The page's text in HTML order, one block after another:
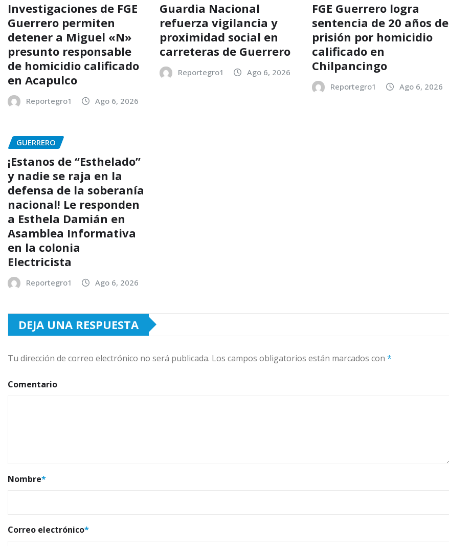
Investigaciones de FGE
Guerrero permiten
detener a Miguel «N»
presunto responsable
de homicidio calificado
en Acapulco
Reportegro1 Ago 6, 2026
Guardia Nacional
refuerza vigilancia y
proximidad social en
carreteras de Guerrero
Reportegro1 Ago 6, 2026
FGE Guerrero logra
sentencia de 20 años de
prisión por homicidio
calificado en
Chilpancingo
Reportegro1 Ago 6, 2026
GUERRERO
¡Estanos de “Esthelado”
y nadie se raja en la
defensa de la soberanía
nacional! Le responden
a Esthela Damián en
Asamblea Informativa
en la colonia
Electricista
Reportegro1 Ago 6, 2026
DEJA UNA RESPUESTA
Tu dirección de correo electrónico no será publicada. Los campos obligatorios están marcados con *
Comentario
Nombre*
Correo electrónico*